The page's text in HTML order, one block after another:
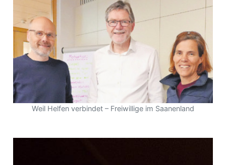
Weil Helfen verbindet – Freiwillige im Saanenland